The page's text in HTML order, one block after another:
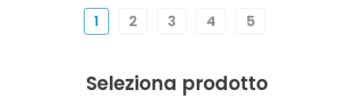
1 2 3 4 5
Seleziona prodotto